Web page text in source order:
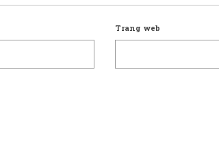
Trang web